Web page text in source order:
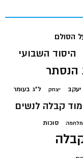
הסולם
היסוד השבועי
יעקב יצחק ל"ג בעומר
קבלה לנשים
מלחמה סוכות